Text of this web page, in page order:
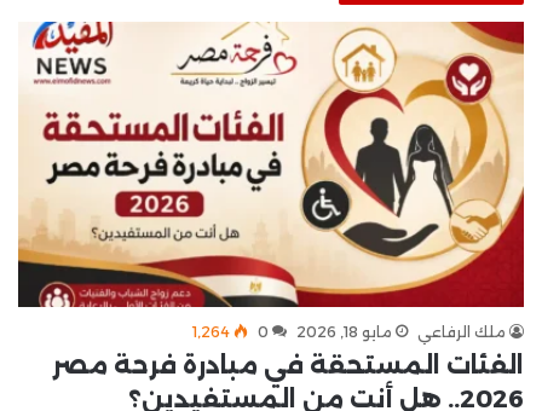
ملك الرفاعي مايو 18, 2026 0 1٬264
الفئات المستحقة في مبادرة فرحة مصر
2026.. هل أنت من المستفيدين؟